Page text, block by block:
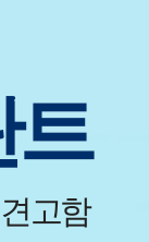
트
고함